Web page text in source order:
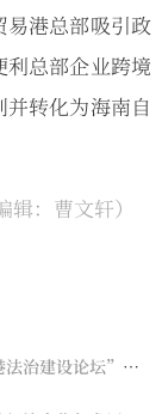
易港总部吸引政
总部企业跨境
转化为海南自
：曹文轩）
下一篇：法治引领 制度创新——“海南自由贸易港法治建设论坛”成功举办